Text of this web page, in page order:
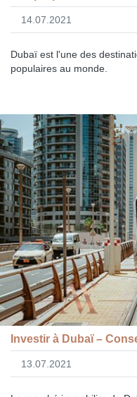
14.07.2021
Dubaï est l'une des
populaires au monde.
Investir à Dubaï –
13.07.2021